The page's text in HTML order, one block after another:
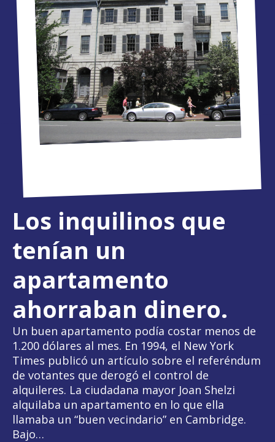
Los inquilinos que
tenían un
apartamento
ahorraban dinero.
Un buen apartamento podía costar menos de
1.200 dólares al mes. En 1994, el New York
Times publicó un artículo sobre el referéndum
de votantes que derogó el control de
alquileres. La ciudadana mayor Joan Shelzi
alquilaba un apartamento en lo que ella
llamaba un “buen vecindario” en Cambridge.
Bajo…